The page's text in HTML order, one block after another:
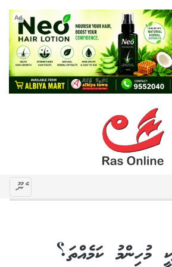
Ad
މެނޫ
މުހިންމު ކަމެއްތަ؟